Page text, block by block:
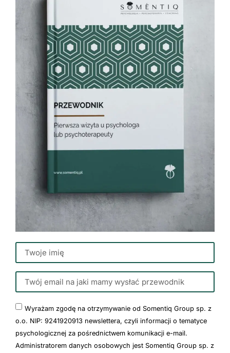
Wyrażam zgodę na otrzymywanie od Somentiq Group sp. z
o.o. NIP: 9241920913 newslettera, czyli informacji o tematyce
psychologicznej za pośrednictwem komunikacji e-mail.
Administratorem danych osobowych jest Somentiq Group sp. z